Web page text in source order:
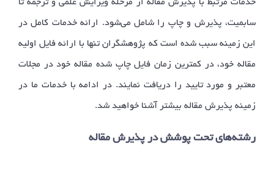
خدمات مرتبط با پذیرش مقاله از مرحله ویرایش علمی و ترجمه تا
سابمیت، پذیرش و چاپ را شامل می‌شود. ارائه خدمات کامل در
این زمینه سبب شده است که پژوهشگران تنها با ارائه فایل اولیه
مقاله خود، در کمترین زمان فایل چاپ شده مقاله خود در مجلات
معتبر و مورد تایید را دریافت نمایند. در ادامه با خدمات ما در
زمینه پذیرش مقاله بیشتر آشنا خواهید شد.
رشته‌های تحت پوشش در پذیرش مقاله